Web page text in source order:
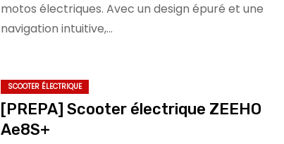
motos électriques. Avec un design épuré et une
navigation intuitive,…
SCOOTER ÉLECTRIQUE
[PREPA] Scooter électrique ZEEHO
Ae8S+